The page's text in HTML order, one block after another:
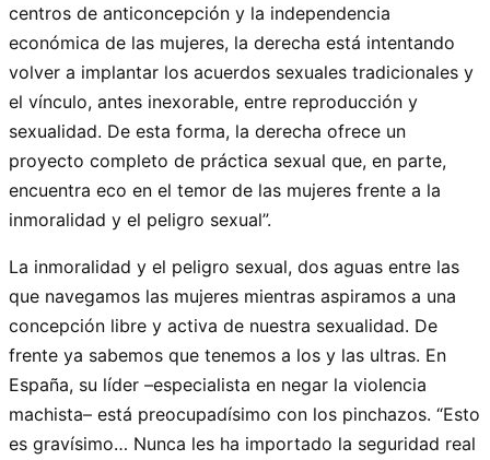
centros de anticoncepción y la independencia
económica de las mujeres, la derecha está intentando
volver a implantar los acuerdos sexuales tradicionales y
el vínculo, antes inexorable, entre reproducción y
sexualidad. De esta forma, la derecha ofrece un
proyecto completo de práctica sexual que, en parte,
encuentra eco en el temor de las mujeres frente a la
inmoralidad y el peligro sexual”.
La inmoralidad y el peligro sexual, dos aguas entre las
que navegamos las mujeres mientras aspiramos a una
concepción libre y activa de nuestra sexualidad. De
frente ya sabemos que tenemos a los y las ultras. En
España, su líder –especialista en negar la violencia
machista– está preocupadísimo con los pinchazos. “Esto
es gravísimo… Nunca les ha importado la seguridad real